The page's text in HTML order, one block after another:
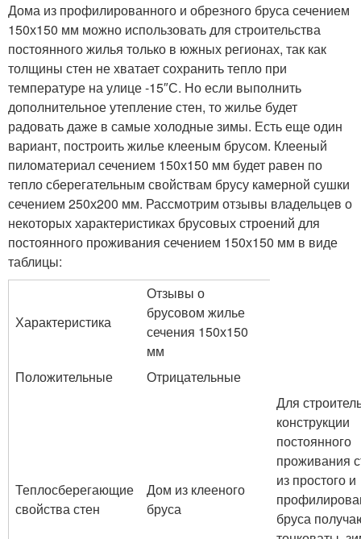
Дома из профилированного и обрезного бруса сечением
150х150 мм можно использовать для строительства
постоянного жилья только в южных регионах, так как
толщины стен не хватает сохранить тепло при
температуре на улице -15″С. Но если выполнить
дополнительное утепление стен, то жилье будет
радовать даже в самые холодные зимы. Есть еще один
вариант, построить жилье клееным брусом. Клееный
пиломатериал сечением 150х150 мм будет равен по
тепло сберегательным свойствам брусу камерной сушки
сечением 250х200 мм. Рассмотрим отзывы владельцев о
некоторых характеристиках брусовых строений для
постоянного проживания сечением 150х150 мм в виде
таблицы:
Характеристика
Отзывы о
брусовом жилье
сечения 150х150
мм
Положительные
Отрицательные
Теплосберегающие
свойства стен
Дом из клееного
бруса
Для
конструкции
постоянного
проживания
из простого и
бруса